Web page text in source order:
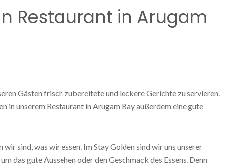
Restaurant in Arugam
Gästen frisch zubereitete und leckere Gerichte zu servieren.
in unserem Restaurant in Arugam Bay außerdem eine gute
sind, was wir essen. Im Stay Golden sind wir uns unserer
das gute Aussehen oder den Geschmack des Essens. Denn